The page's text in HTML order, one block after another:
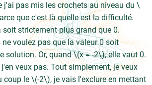
j'ai pas mis les crochets au niveau du \
que c'est là quelle est la difficulté.
soit strictement plus grand que 0.
voulez pas que la valeur 0 soit
solution. Or, quand \(x = -2\), elle vaut 0.
veux pas. Tout simplement, je veux
coup le \(-2\), je vais l'exclure en mettant